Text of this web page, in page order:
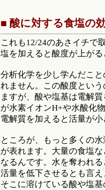
■ 酸に対する食塩の
これも12/24のあさイチで
塩を加えると酸度が上が
分析化学を少し学んだこ
れません。この酸度とい
ますが、酸や塩基は電解
が水素イオンH+や水酸化
電解質を加えると活量が
ところが、もっと多くの
が表れます。大量の食塩
なるんです。水を奪われ
活量を低下させるとも言
そこに溶けている酸や塩